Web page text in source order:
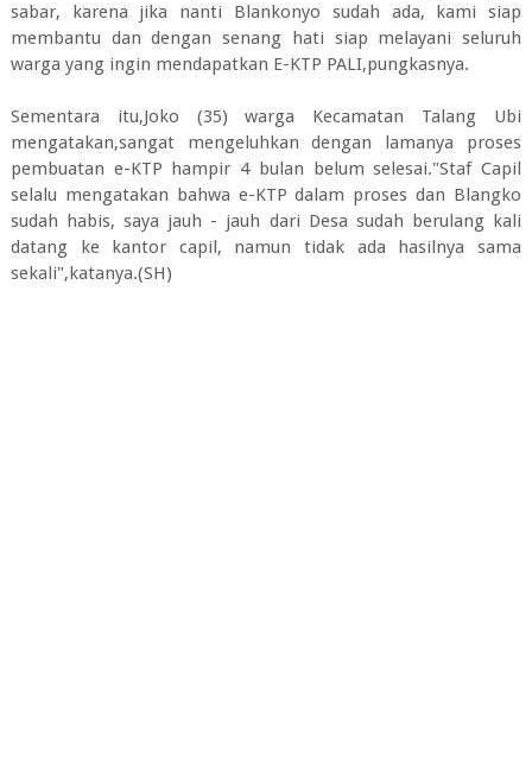
sabar, karena jika nanti Blankonyo sudah ada, kami siap
membantu dan dengan senang hati siap melayani seluruh
warga yang ingin mendapatkan E-KTP PALI,pungkasnya.
Sementara itu,Joko (35) warga Kecamatan Talang Ubi
mengatakan,sangat mengeluhkan dengan lamanya proses
pembuatan e-KTP hampir 4 bulan belum selesai."Staf Capil
selalu mengatakan bahwa e-KTP dalam proses dan Blangko
sudah habis, saya jauh - jauh dari Desa sudah berulang kali
datang ke kantor capil, namun tidak ada hasilnya sama
sekali",katanya.(SH)